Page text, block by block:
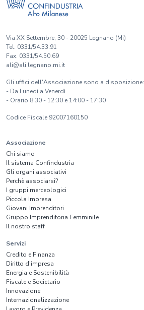
Via XX Settembre, 30 - 20025 Legnano (Mi)
Tel. 0331/54.33.91
Fax. 0331/54.50.69
ali@ali.legnano.mi.it
Gli uffici dell'Associazione sono a disposizione:
- Da Lunedì a Venerdì
- Orario 8:30 - 12:30 e 14:00 - 17:30
Codice Fiscale 92007160150
Associazione
Chi siamo
Il sistema Confindustria
Gli organi associativi
Perchè associarsi?
I gruppi merceologici
Piccola Impresa
Giovani Imprenditori
Gruppo Imprenditoria Femminile
Il nostro staff
Servizi
Credito e Finanza
Diritto d'impresa
Energia e Sostenibilità
Fiscale e Societario
Innovazione
Internazionalizzazione